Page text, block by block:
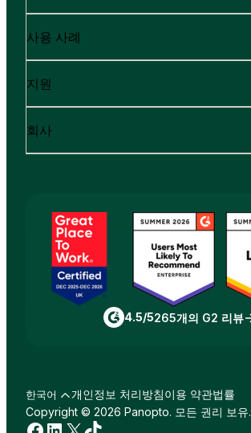
사용 사례
지원
회사
4.5/5265개의 G2 리뷰
한국어 개인정보 처리방침이용 약관법률
Copyright © 2026 Panopto. 모든 권리 보유.